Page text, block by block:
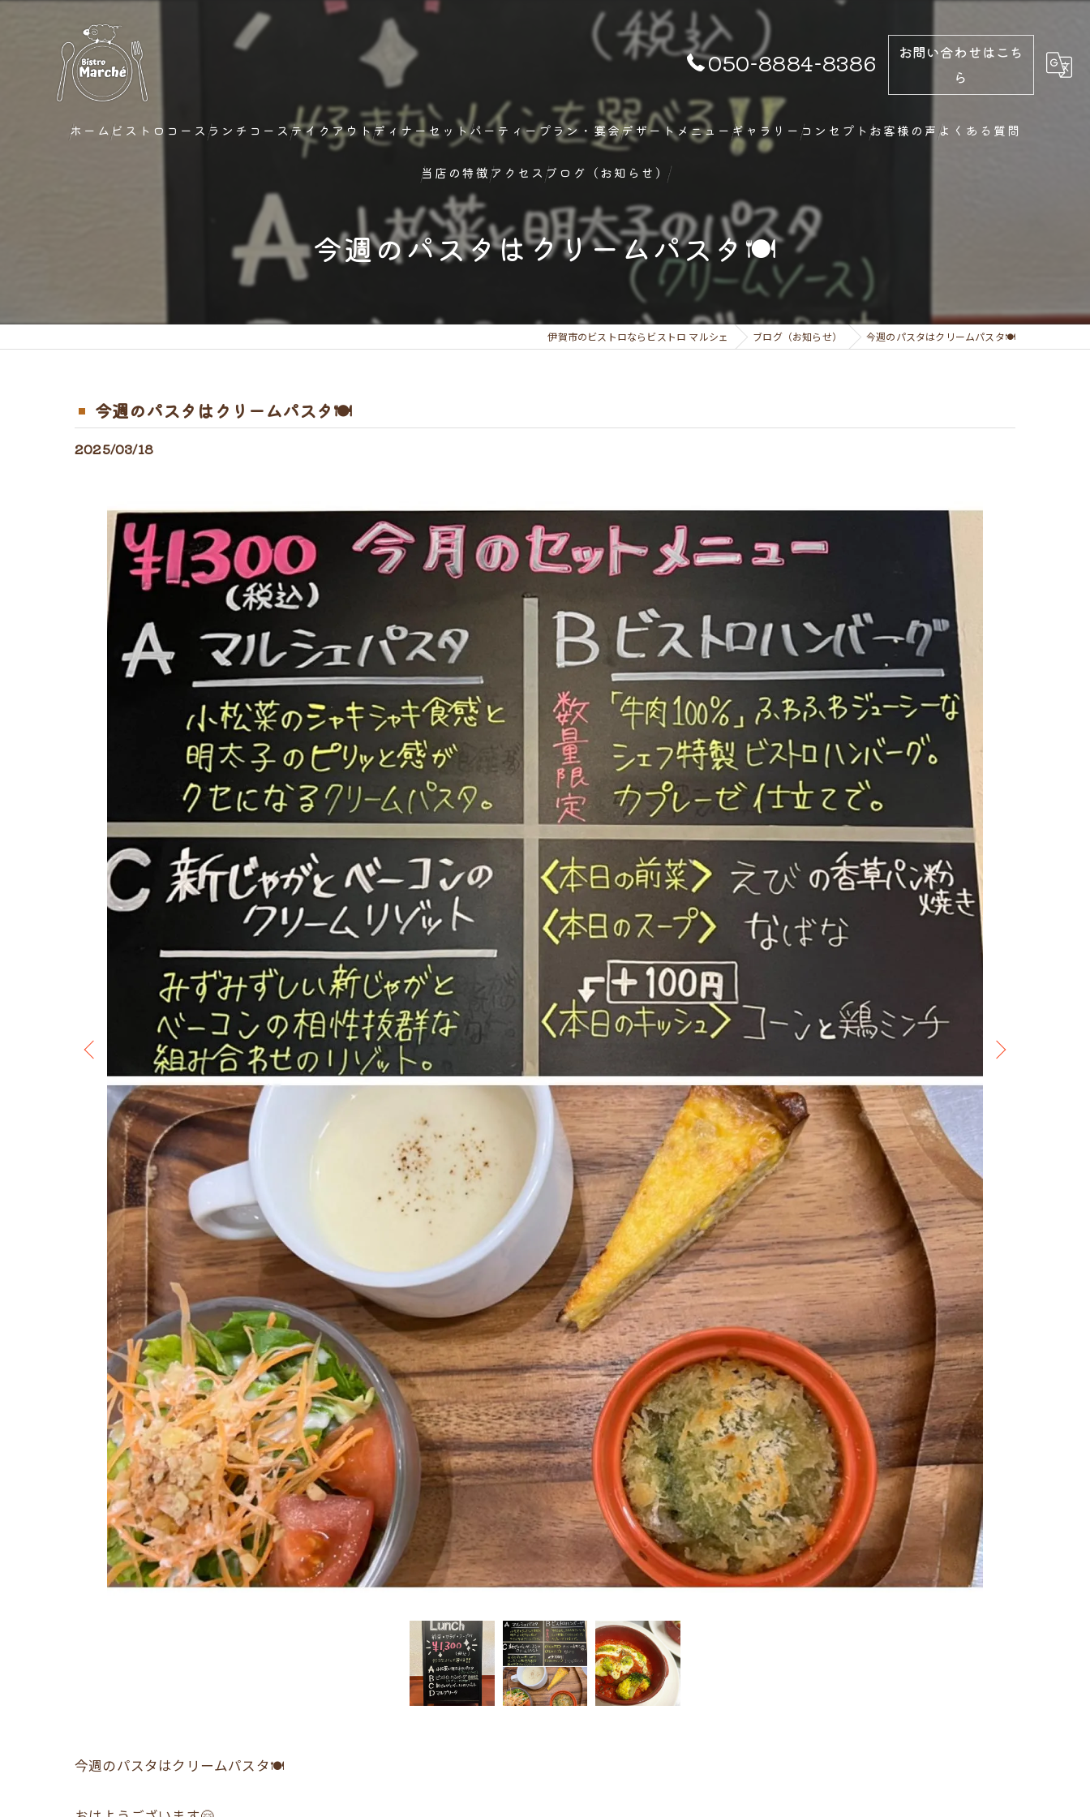
050-8884-8386
お問い合わせはこち
ら
ホームビストロコース ランチコーステイクアウトディナーセットパーティープラン・宴会デザートメニュー ギャラリー コンセプト お客様の声 よくある質問
当店の特徴
ランチ
ディナー
フレンチ
アクセス ブログ（お知らせ）
今週のパスタはクリームパスタ🍽
伊賀市のビストロならビストロ マルシェ ブログ（お知らせ） 今週のパスタはクリームパスタ🍽
今週のパスタはクリームパスタ🍽
2025/03/18
今週のパスタはクリームパスタ🍽